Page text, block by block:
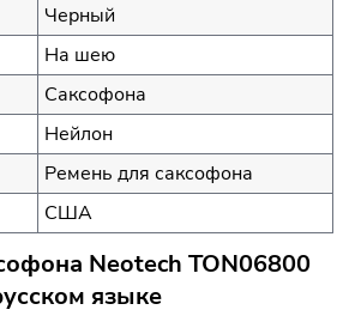
Черный
На шею
Саксофона
Нейлон
Ремень для саксофона
США
Neotech TON06800
языке